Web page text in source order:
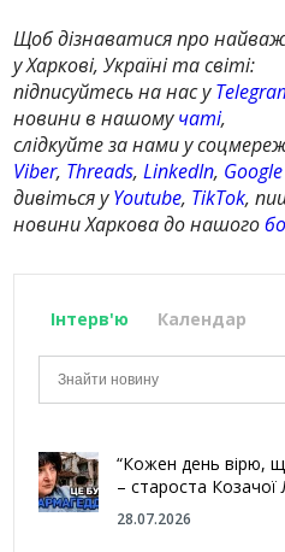
Щоб дізнаватися про
у Харкові, Україні та світі:
підписуйтесь на нас у
новини в нашомучаті,
слідкуйте за нами у
Viber, Threads,LinkedIn,
дивіться уYoutube, TikTok,
новини Харкова до нашого
Інтерв'ю Календар
“Кожен день вірю,
– староста Козачої
28.07.2026